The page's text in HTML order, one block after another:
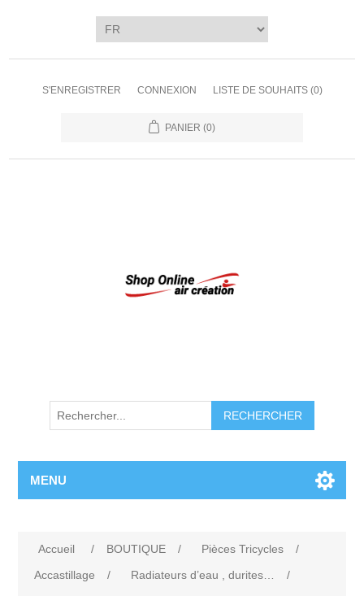
S'ENREGISTRER CONNEXION LISTE DE SOUHAITS (0)
PANIER (0)
RECHERCHER
MENU
Accueil / BOUTIQUE / Pièces Tricycles
/
Accastillage
/ Radiateurs d’eau , durites…
/